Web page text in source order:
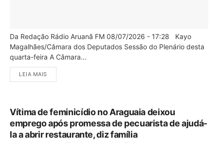
Da Redação Rádio Aruanã FM 08/07/2026 - 17:28 Kayo
Magalhães/Câmara dos Deputados Sessão do Plenário desta
quarta-feira A Câmara...
LEIA MAIS
Vítima de feminicídio no Araguaia deixou
emprego após promessa de pecuarista de ajudá-
la a abrir restaurante, diz família